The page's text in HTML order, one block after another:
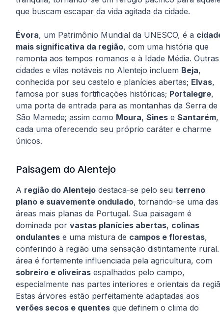
que buscam escapar da vida agitada da cidade.
Évora, um Patrimônio Mundial da UNESCO, é a
mais significativa da região, com uma história que
remonta aos tempos romanos e à Idade Média. Outras
cidades e vilas notáveis no Alentejo incluem Beja,
conhecida por seu castelo e planícies abertas; Elvas,
famosa por suas fortificações históricas; Portalegre,
uma porta de entrada para as montanhas da Serra de
São Mamede; assim como Moura, Sines e Santarém,
cada uma oferecendo seu próprio caráter e charme
únicos.
Paisagem do Alentejo
A região do Alentejo destaca-se pelo seu terreno
plano e suavemente ondulado, tornando-se uma das
áreas mais planas de Portugal. Sua paisagem é
dominada por vastas planícies abertas, colinas
ondulantes e uma mistura de campos e florestas,
conferindo à região uma sensação distintamente
área é fortemente influenciada pela agricultura, com
sobreiro e oliveiras espalhados pelo campo,
especialmente nas partes interiores e orientais da
Estas árvores estão perfeitamente adaptadas aos
verões secos e quentes que definem o clima do